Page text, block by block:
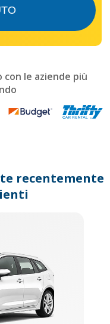
le aziende più
recentemente